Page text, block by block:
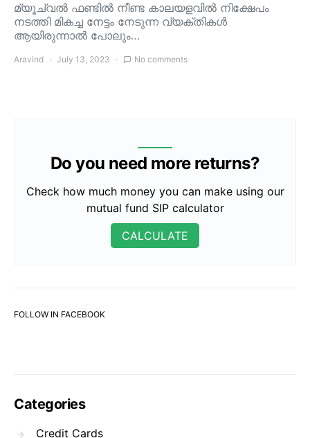
മ്യൂച്വൽ ഫണ്ടിൽ നീണ്ട കാലയളവിൽ നിക്ഷേപം
നടത്തി മികച്ച നേട്ടം നേടുന്ന വ്യക്തികൾ
ആയിരുന്നാൽ പോലും…
Aravind July 13, 2023 No comments
Do you need more returns?
Check how much money you can make using our
mutual fund SIP calculator
CALCULATE
FOLLOW IN FACEBOOK
Categories
Credit Cards